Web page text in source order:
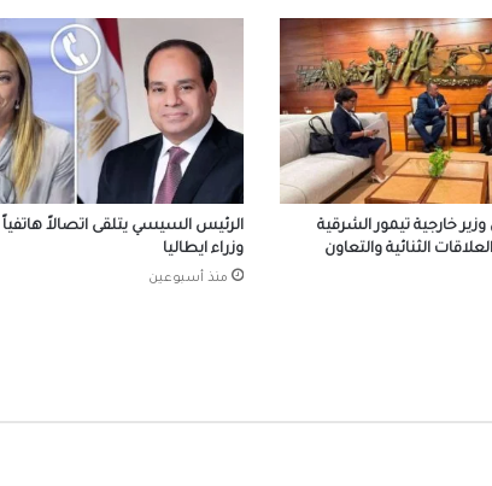
إقبال كبير من المصريين بالخارج على مبادرة
في مصر”
رئيس الوزراء يلقي كلمة مسجلة أمام مؤتمر
المصريين بالخارج 2026
مصر تهيب بوسائل الإعلام الأجنبية تحري
وزير خارجية تيمور الشرقية
الثنائية والتعاون
الرئيس السيسي يتلقى اتصالاً
وزراء ايطاليا
منذ أسبوعين